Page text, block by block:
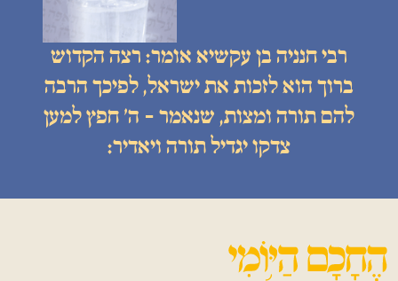
רבי חנניה בן עקשיא אומר: רצה הקדוש
ברוך הוא לזכות את ישראל, לפיכך הרבה
להם תורה ומצות, שנאמר - ה׳ חפץ למען
צדקו יגדיל תורה ויאדיר: